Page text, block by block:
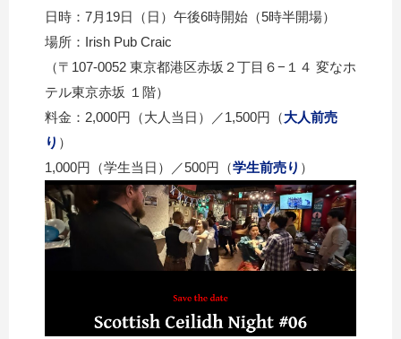
日時：7月19日（日）午後6時開始（5時半開場）
場所：Irish Pub Craic
（〒107-0052 東京都港区赤坂２丁目６−１４ 変なホ
テル東京赤坂 １階）
料金：2,000円（大人当日）／1,500円（大人前売
り ）
1,000円（学生当日）／500円（学生前売り ）